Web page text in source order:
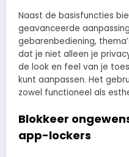
Naast de basisfuncties
geavanceerde
gebarenbediening,
dat je niet alleen je
de look en feel van je
kunt aanpassen. Het
zowel functioneel als
Blokkeer
app-lockers